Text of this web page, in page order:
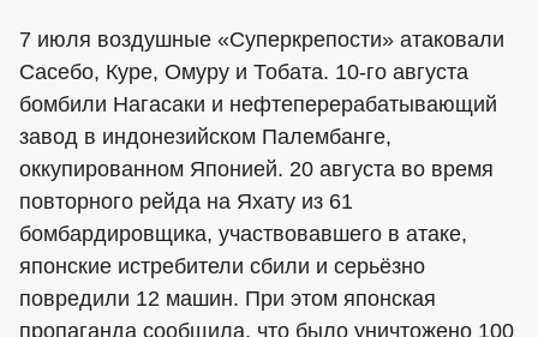
7 июля воздушные «Суперкрепости» атаковали
Сасебо, Куре, Омуру и Тобата. 10-го августа
бомбили Нагасаки и нефтеперерабатывающий
завод в индонезийском Палембанге,
оккупированном Японией. 20 августа во время
повторного рейда на Яхату из 61
бомбардировщика, участвовавшего в атаке,
японские истребители сбили и серьёзно
повредили 12 машин. При этом японская
пропаганда сообщила, что было уничтожено 100